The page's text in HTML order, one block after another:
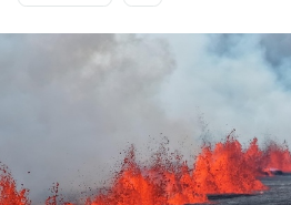
NEWSLETTER